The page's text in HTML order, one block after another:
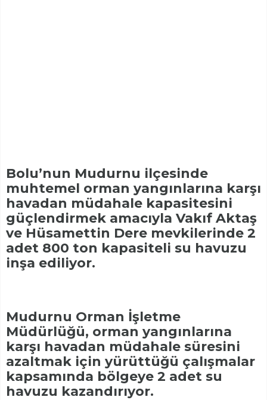
Bolu’nun Mudurnu ilçesinde
muhtemel orman yangınlarına karşı
havadan müdahale kapasitesini
güçlendirmek amacıyla Vakıf Aktaş
ve Hüsamettin Dere mevkilerinde 2
adet 800 ton kapasiteli su havuzu
inşa ediliyor.
Mudurnu Orman İşletme
Müdürlüğü, orman yangınlarına
karşı havadan müdahale süresini
azaltmak için yürüttüğü çalışmalar
kapsamında bölgeye 2 adet su
havuzu kazandırıyor.